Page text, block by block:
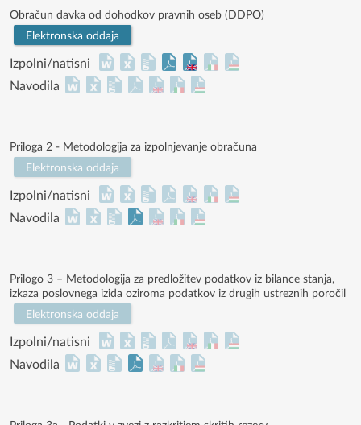
Obračun davka od dohodkov pravnih oseb (DDPO)
Elektronska oddaja
Izpolni/natisni
Navodila
Priloga 2 - Metodologija za izpolnjevanje obračuna
Elektronska oddaja
Izpolni/natisni
Navodila
Prilogo 3 – Metodologija za predložitev podatkov iz bilance stanja,
izkaza poslovnega izida oziroma podatkov iz drugih ustreznih poročil
Elektronska oddaja
Izpolni/natisni
Navodila